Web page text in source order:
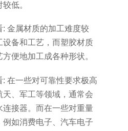
低。
金属材质的加工难度较
设备和工艺，而塑胶材质
便地加工成各种形状。
: 在一些对可靠性要求极高
天、军工等领域，通常会
接器。而在一些对重量
如消费电子、汽车电子